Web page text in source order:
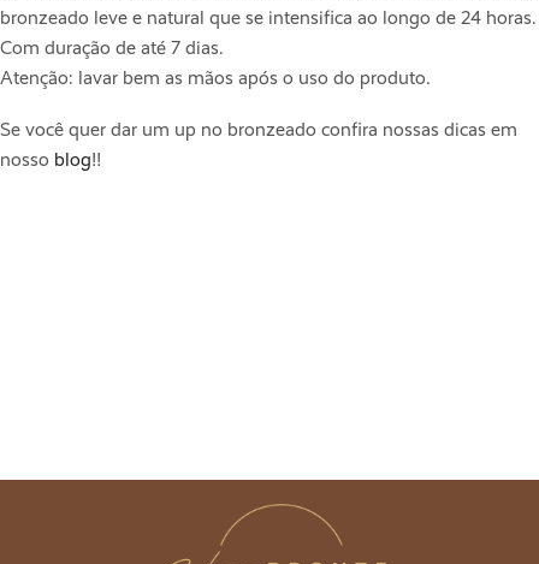
bronzeado leve e natural que se intensifica ao longo de 24 horas.
Com duração de até 7 dias.
Atenção: lavar bem as mãos após o uso do produto.
Se você quer dar um up no bronzeado confira nossas dicas em
nosso blog!!